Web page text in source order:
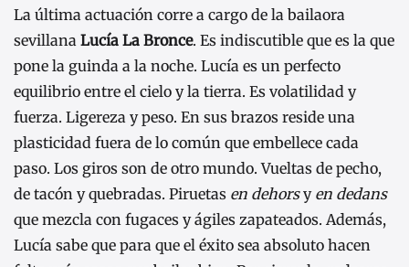
La última actuación corre a cargo de la bailaora
sevillana Lucía La Bronce. Es indiscutible que es la que
pone la guinda a la noche. Lucía es un perfecto
equilibrio entre el cielo y la tierra. Es volatilidad y
fuerza. Ligereza y peso. En sus brazos reside una
plasticidad fuera de lo común que embellece cada
paso. Los giros son de otro mundo. Vueltas de pecho,
de tacón y quebradas. Piruetas en dehorsy en dedans
que mezcla con fugaces y ágiles zapateados. Además,
Lucía sabe que para que el éxito sea absoluto hacen